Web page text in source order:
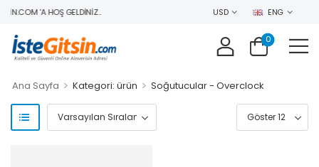
'A HOŞ GELDINIZ.. USD ENG
0
Ana Sayfa > Kategori: ürün > Soğutucular - Overclock